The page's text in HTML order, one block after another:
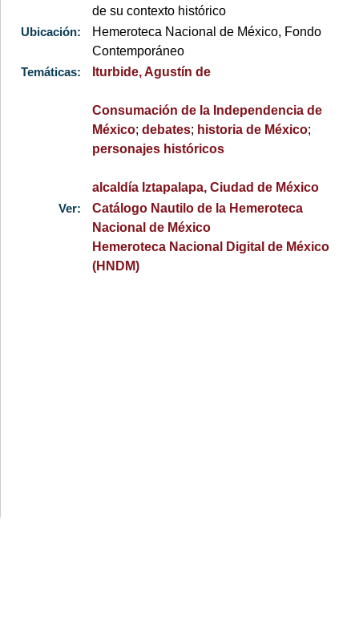
de su contexto histórico
Ubicación:
Hemeroteca Nacional de México, Fondo
Contemporáneo
Temáticas:
Iturbide, Agustín de
Consumación de la Independencia de
México;debates; historia de México;
personajes históricos
alcaldía Iztapalapa, Ciudad de México
Ver:
Catálogo Nautilo de la Hemeroteca
Nacional de México
Hemeroteca Nacional Digital de México
(HNDM)